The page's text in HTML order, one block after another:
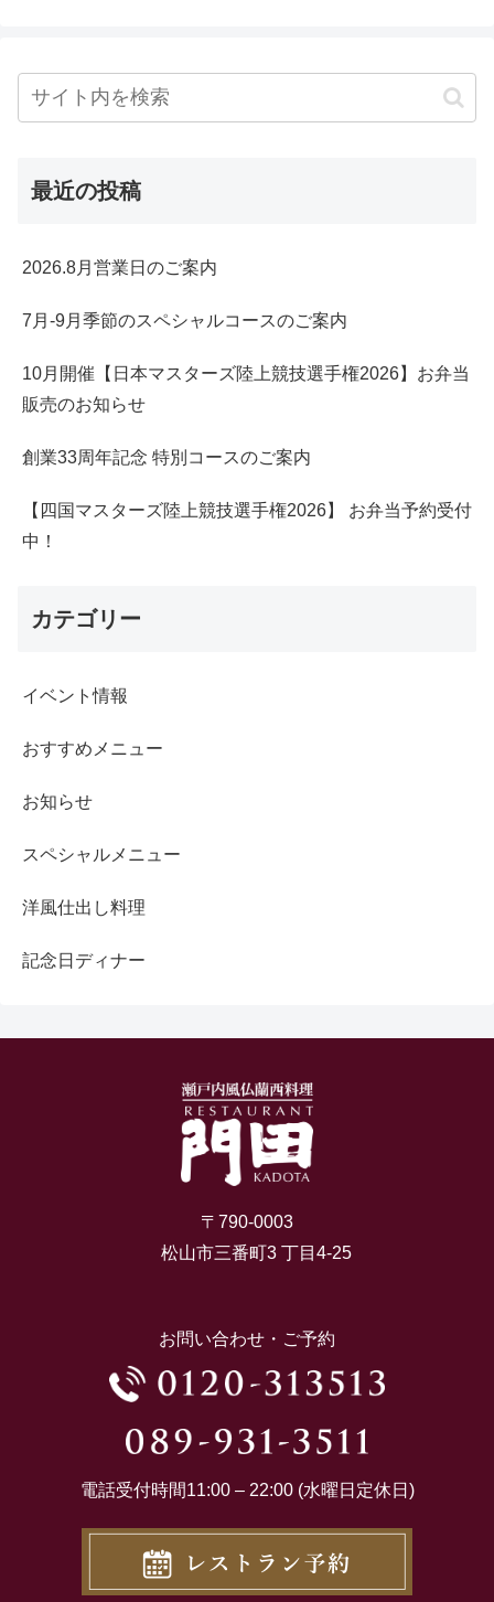
最近の投稿
2026.8月営業日のご案内
7月-9月季節のスペシャルコースのご案内
10月開催【日本マスターズ陸上競技選手権2026】お弁当
販売のお知らせ
創業33周年記念 特別コースのご案内
【四国マスターズ陸上競技選手権2026】 お弁当予約受付
中！
カテゴリー
イベント情報
おすすめメニュー
お知らせ
スペシャルメニュー
洋風仕出し料理
記念日ディナー
〒790-0003
松山市三番町3 丁目4-25
お問い合わせ・ご予約
電話受付時間11:00 – 22:00 (水曜日定休日)